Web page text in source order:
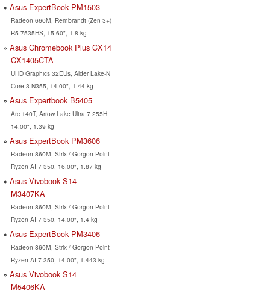
Asus ExpertBook PM1503
Radeon 660M, Rembrandt (Zen 3+)
R5 7535HS, 15.60", 1.8 kg
Asus Chromebook Plus CX14
CX1405CTA
UHD Graphics 32EUs, Alder Lake-N
Core 3 N355, 14.00", 1.44 kg
Asus Expertbook B5405
Arc 140T, Arrow Lake Ultra 7 255H,
14.00", 1.39 kg
Asus ExpertBook PM3606
Radeon 860M, Strix / Gorgon Point
Ryzen AI 7 350, 16.00", 1.87 kg
Asus Vivobook S14
M3407KA
Radeon 860M, Strix / Gorgon Point
Ryzen AI 7 350, 14.00", 1.4 kg
Asus ExpertBook PM3406
Radeon 860M, Strix / Gorgon Point
Ryzen AI 7 350, 14.00", 1.443 kg
Asus Vivobook S14
M5406KA